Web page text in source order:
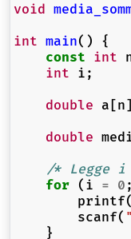
void
int main()
{
const int
int i ;
double a [n
double
/* Legge
for ( i = 0 ;
printf(
scanf(
}